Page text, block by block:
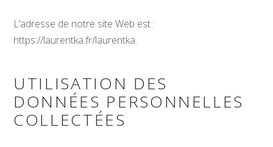
L’adresse de notre site Web est :
https://laurentka.fr/laurentka.
UTILISATION DES
DONNÉES PERSONNELLES
COLLECTÉES